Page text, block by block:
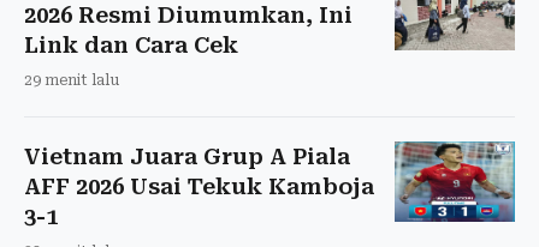
2026 Resmi Diumumkan, Ini
Link dan Cara Cek
29 menit lalu
Vietnam Juara Grup A Piala
AFF 2026 Usai Tekuk Kamboja
3-1